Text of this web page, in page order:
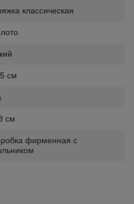
классическая
см
см
фирменная с